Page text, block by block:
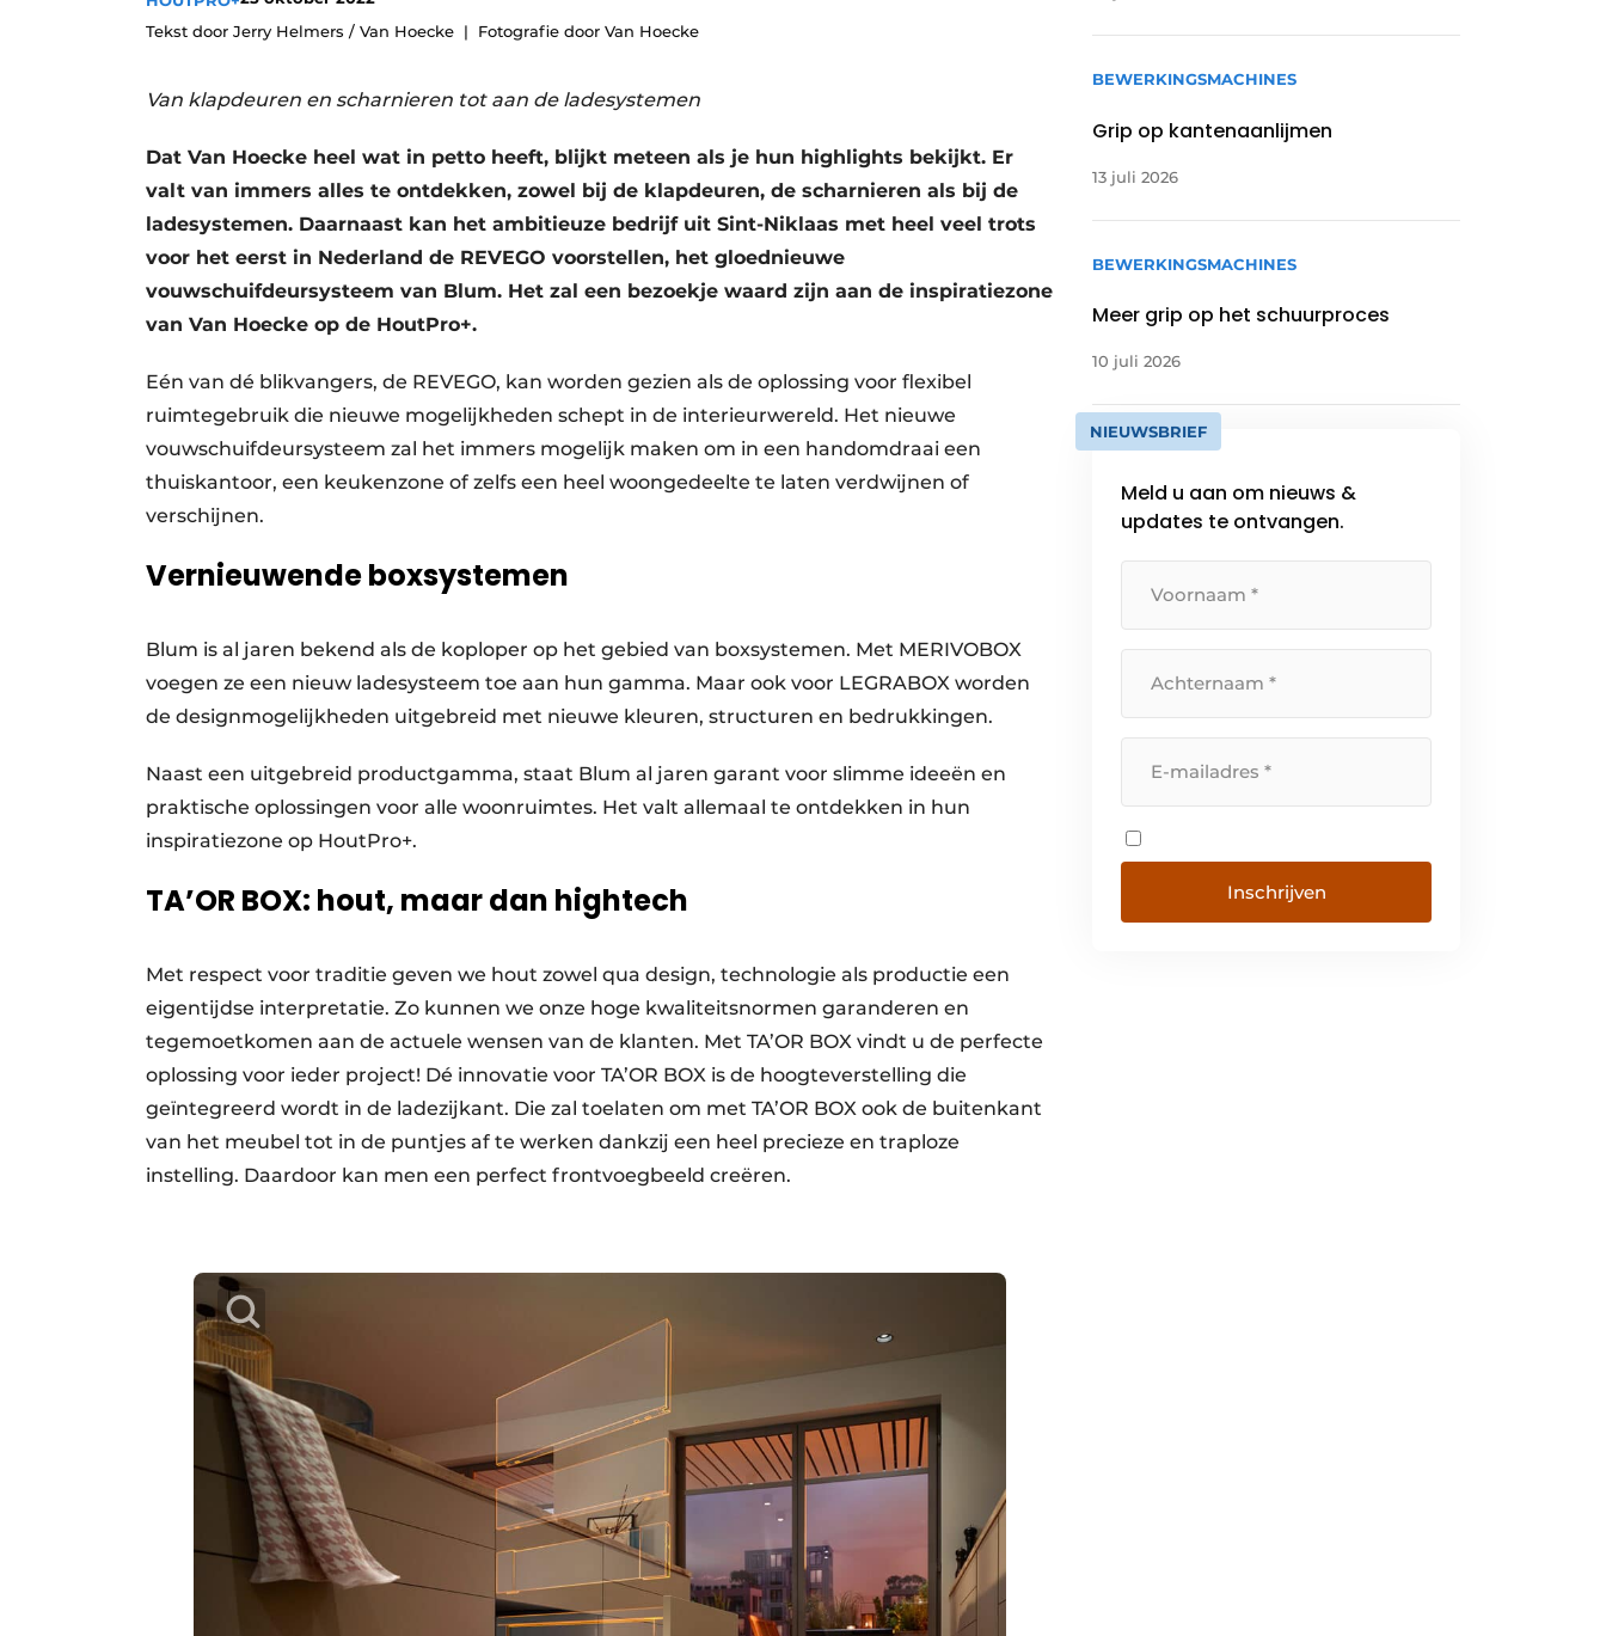
Vacatures
Tekst door Jerry Helmers / Van Hoecke
Fotografie door Van Hoecke
Van klapdeuren en scharnieren tot aan de ladesystemen
Dat Van Hoecke heel wat in petto heeft, blijkt meteen als je hun highlights bekijkt. Er
valt van immers alles te ontdekken, zowel bij de klapdeuren, de scharnieren als bij de
ladesystemen. Daarnaast kan het ambitieuze bedrijf uit Sint-Niklaas met heel veel trots
voor het eerst in Nederland de REVEGO voorstellen, het gloednieuwe
vouwschuifdeursysteem van Blum. Het zal een bezoekje waard zijn aan de inspiratiezone
van Van Hoecke op de HoutPro+.
Eén van dé blikvangers, de REVEGO, kan worden gezien als de oplossing voor flexibel
ruimtegebruik die nieuwe mogelijkheden schept in de interieurwereld. Het nieuwe
vouwschuifdeursysteem zal het immers mogelijk maken om in een handomdraai een
thuiskantoor, een keukenzone of zelfs een heel woongedeelte te laten verdwijnen of
verschijnen.
Vernieuwende boxsystemen
Blum is al jaren bekend als de koploper op het gebied van boxsystemen. Met MERIVOBOX
voegen ze een nieuw ladesysteem toe aan hun gamma. Maar ook voor LEGRABOX worden
de designmogelijkheden uitgebreid met nieuwe kleuren, structuren en bedrukkingen.
Naast een uitgebreid productgamma, staat Blum al jaren garant voor slimme ideeën en
praktische oplossingen voor alle woonruimtes. Het valt allemaal te ontdekken in hun
inspiratiezone op HoutPro+.
TA’OR BOX: hout, maar dan hightech
Met respect voor traditie geven we hout zowel qua design, technologie als productie een
eigentijdse interpretatie. Zo kunnen we onze hoge kwaliteitsnormen garanderen en
tegemoetkomen aan de actuele wensen van de klanten. Met TA’OR BOX vindt u de perfecte
oplossing voor ieder project! Dé innovatie voor TA’OR BOX is de hoogteverstelling die
geïntegreerd wordt in de ladezijkant. Die zal toelaten om met TA’OR BOX ook de buitenkant
van het meubel tot in de puntjes af te werken dankzij een heel precieze en traploze
instelling. Daardoor kan men een perfect frontvoegbeeld creëren.
BEWERKINGSMACHINES
Grip op kantenaanlijmen
13 juli 2026
BEWERKINGSMACHINES
Meer grip op het schuurproces
10 juli 2026
NIEUWSBRIEF
Meld u aan om nieuws &
updates te ontvangen.